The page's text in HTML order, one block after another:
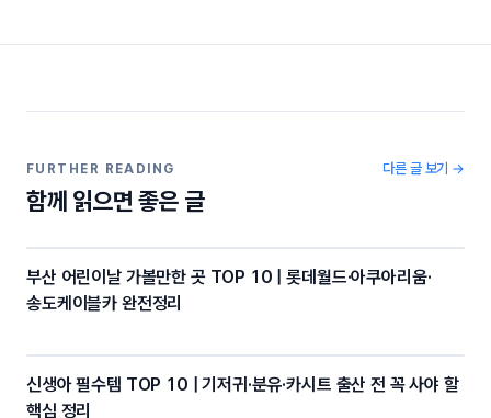
c
b
o
k
itt
e
a
p
Li
FURTHER READING
함께 읽으면 좋은 글
다른 글 보기 →
부산 어린이날 가볼만한 곳 TOP 10 | 롯데월드·아쿠아리움·
송도케이블카 완전정리
신생아 필수템 TOP 10 | 기저귀·분유·카시트 출산 전 꼭 사야 할
핵심 정리